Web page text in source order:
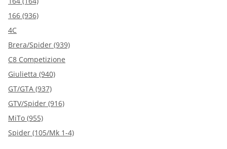
166 (936)
4C
Brera/Spider (939)
C8 Competizione
Giulietta (940)
GT/GTA (937)
GTV/Spider (916)
MiTo (955)
Spider (105/Mk 1-4)